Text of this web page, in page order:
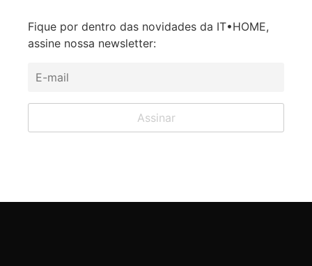
Fique por dentro das novidades da IT•HOME,
assine nossa newsletter: